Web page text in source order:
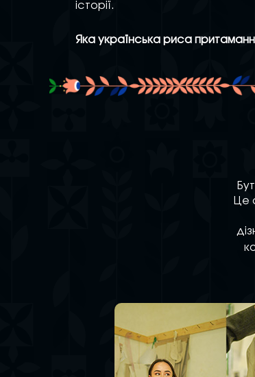
історії.
Яка українська риса
Це